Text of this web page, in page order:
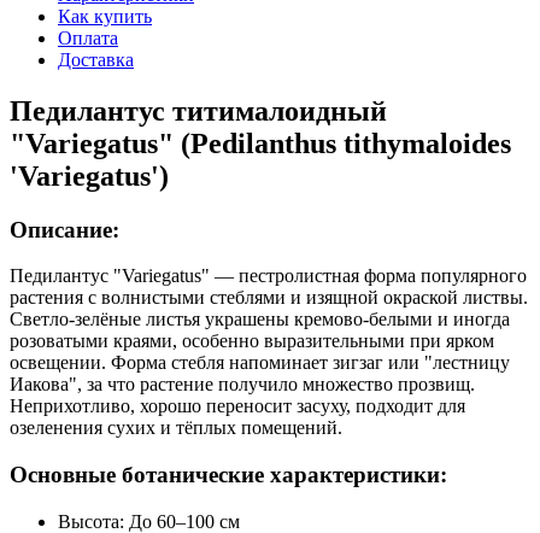
Как купить
Оплата
Доставка
Педилантус титималоидный
"Variegatus" (Pedilanthus tithymaloides
'Variegatus')
Описание:
Педилантус "Variegatus" — пестролистная форма популярного
растения с волнистыми стеблями и изящной окраской листвы.
Светло-зелёные листья украшены кремово-белыми и иногда
розоватыми краями, особенно выразительными при ярком
освещении. Форма стебля напоминает зигзаг или "лестницу
Иакова", за что растение получило множество прозвищ.
Неприхотливо, хорошо переносит засуху, подходит для
озеленения сухих и тёплых помещений.
Основные ботанические характеристики:
Высота: До 60–100 см